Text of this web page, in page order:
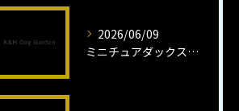
2026/06/09
ミニチュアダックスフンドロング子犬の魅力と育成法